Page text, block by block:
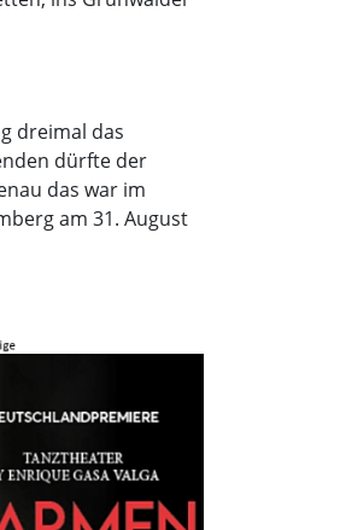
dreimal das
dürfte der
das war im
am 31. August